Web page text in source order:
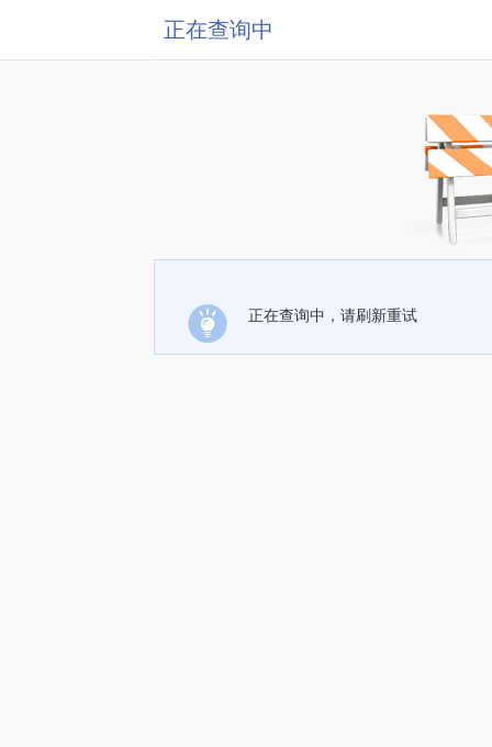
正在查询中
正在查询中，请刷新重试